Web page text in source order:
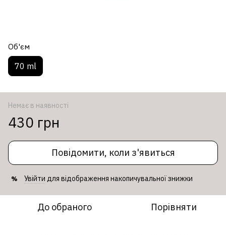
Об'єм
70 ml
Немає в наявності
430 грн
Повідомити, коли з'явиться
% Увійти для відображення накопичувальної знижки
До обраного Порівняти